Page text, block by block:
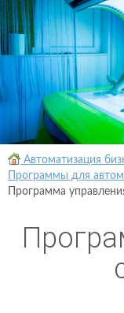
Автоматизация
Программы для
Программа